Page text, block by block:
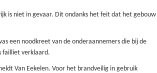
is niet in gevaar. Dit ondanks het feit dat het gebouw
een noodkreet van de onderaannemers die bij de
failliet verklaard.
Van Eekelen. Voor het brandveilig in gebruik